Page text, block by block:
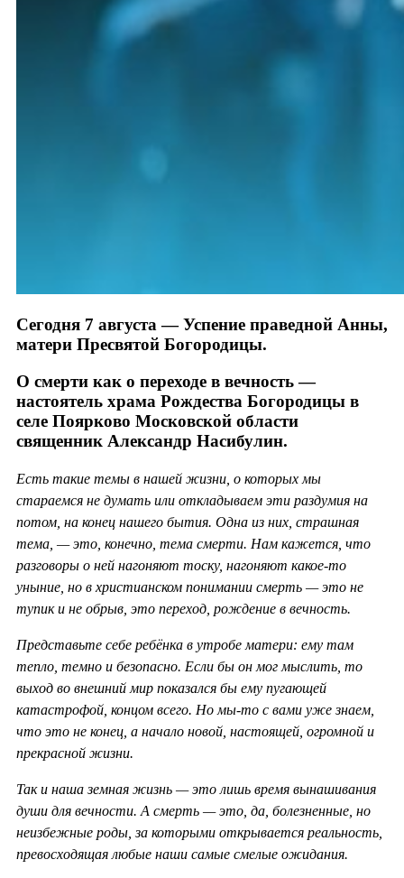
Сегодня 7 августа — Успение праведной Анны,
матери Пресвятой Богородицы.
О смерти как о переходе в вечность —
настоятель храма Рождества Богородицы в
селе Поярково Московской области
священник Александр Насибулин.
Есть такие темы в нашей жизни, о которых мы
стараемся не думать или откладываем эти раздумия на
потом, на конец нашего бытия. Одна из них, страшная
тема, — это, конечно, тема смерти. Нам кажется, что
разговоры о ней нагоняют тоску, нагоняют какое-то
уныние, но в христианском понимании смерть — это не
тупик и не обрыв, это переход, рождение в вечность.
Представьте себе ребёнка в утробе матери: ему там
тепло, темно и безопасно. Если бы он мог мыслить, то
выход во внешний мир показался бы ему пугающей
катастрофой, концом всего. Но мы-то с вами уже знаем,
что это не конец, а начало новой, настоящей, огромной и
прекрасной жизни.
Так и наша земная жизнь — это лишь время вынашивания
души для вечности. А смерть — это, да, болезненные, но
неизбежные роды, за которыми открывается реальность,
превосходящая любые наши самые смелые ожидания.